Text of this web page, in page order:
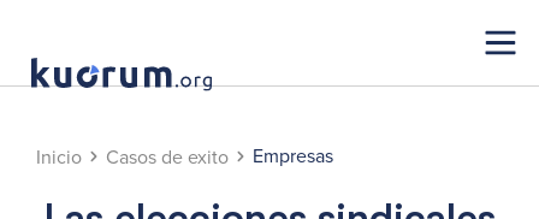
Inicio Casos de exito Empresas